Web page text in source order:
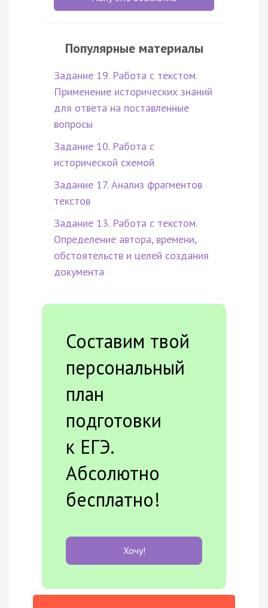
Популярные материалы
Задание 19. Работа с текстом.
Применение исторических знаний
для ответа на поставленные
вопросы
Задание 10. Работа с
исторической схемой
Задание 17. Анализ фрагментов
текстов
Задание 13. Работа с текстом.
Определение автора, времени,
обстоятельств и целей создания
документа
Составим твой
персональный
план
подготовки
к ЕГЭ.
Абсолютно
бесплатно!
Хочу!